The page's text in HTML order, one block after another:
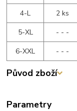
4-L
2 ks
5-XL
- - -
6-XXL
- - -
Původ zboží
Parametry